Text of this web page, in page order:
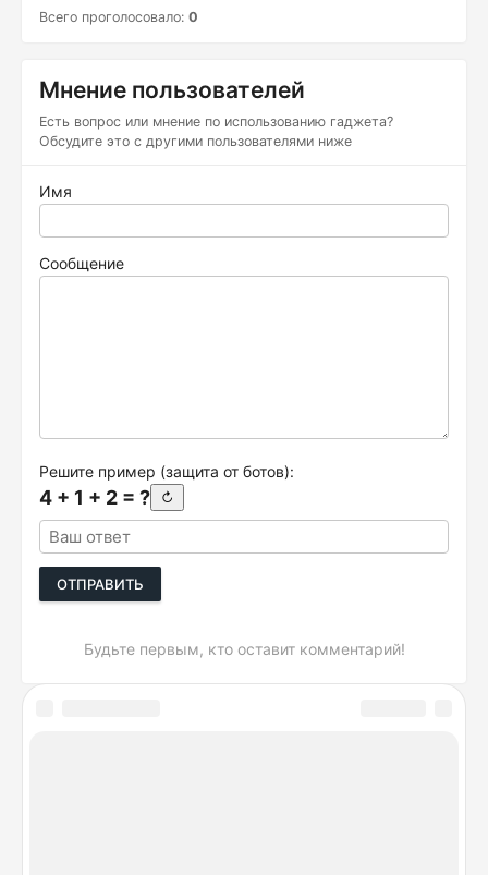
Всего проголосовало: 0
Мнение пользователей
Есть вопрос или мнение по использованию гаджета?
Обсудите это с другими пользователями ниже
Имя
Сообщение
Решите пример (защита от ботов):
4 + 1 + 2 = ? ↻
ОТПРАВИТЬ
Будьте первым, кто оставит комментарий!